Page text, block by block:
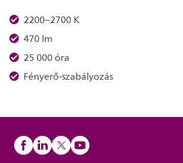
2200–2700 K
470 lm
25 000 óra
Fényerő-szabályozás